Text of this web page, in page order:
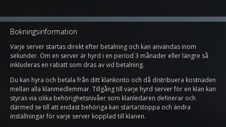
Bokningsinformation
Varje server startas direkt efter betalning och kan användas inom
sekunder. Om en server är hyrd i en period 3 månader eller längre så
inkluderas en rabatt som dras av vid betalning.
Du kan hyra och betala från ditt klankonto och då distribuera kostnaden
mellan alla klanmedlemmar. Tillgång till varje hyrd server för en klan kan
styras via olika behörighetsnivåer som klanledaren definerar och
därmed se till att endast behöriga kan starta/stoppa och ändra
inställningar för varje server kopplad till klanen.